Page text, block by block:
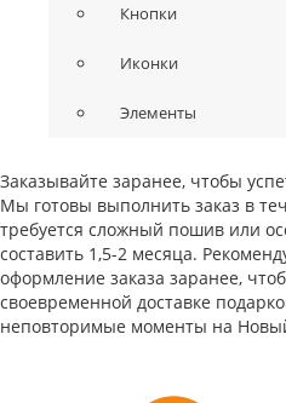
Кнопки
Иконки
Элементы
Заказывайте заранее, чтобы
Мы готовы выполнить заказ в
требуется сложный пошив или
составить 1,5-2 месяца.
оформление заказа заранее,
своевременной доставке
неповторимые моменты на